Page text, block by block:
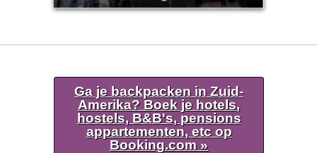
Ga je backpacken in Zuid-
Amerika? Boek je hotels,
hostels, B&B's, pensions
appartementen, etc op
Booking.com »